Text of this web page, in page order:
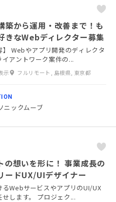
築から運用・改善まで！も
きなWebディレクター募集
】 Webやアプリ開発のディレクタ
アントワーク案件の...
示 フルリモート, 島根県, 東京都
ニックムーブ
の想いを形に！ 事業成長の
ードUX/UIデザイナー
るWebサービスやアプリのUI/UX
します。 プロジェク...